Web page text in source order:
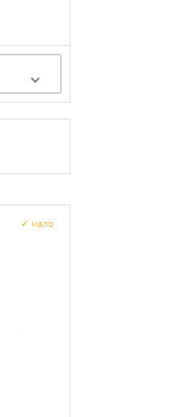
мало